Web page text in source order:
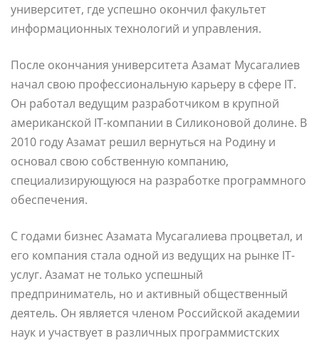
университет, где успешно окончил факультет
информационных технологий и управления.
После окончания университета Азамат Мусагалиев
начал свою профессиональную карьеру в сфере IT.
Он работал ведущим разработчиком в крупной
американской IT-компании в Силиконовой долине. В
2010 году Азамат решил вернуться на Родину и
основал свою собственную компанию,
специализирующуюся на разработке программного
обеспечения.
С годами бизнес Азамата Мусагалиева процветал, и
его компания стала одной из ведущих на рынке IT-
услуг. Азамат не только успешный
предприниматель, но и активный общественный
деятель. Он является членом Российской академии
наук и участвует в различных программистских